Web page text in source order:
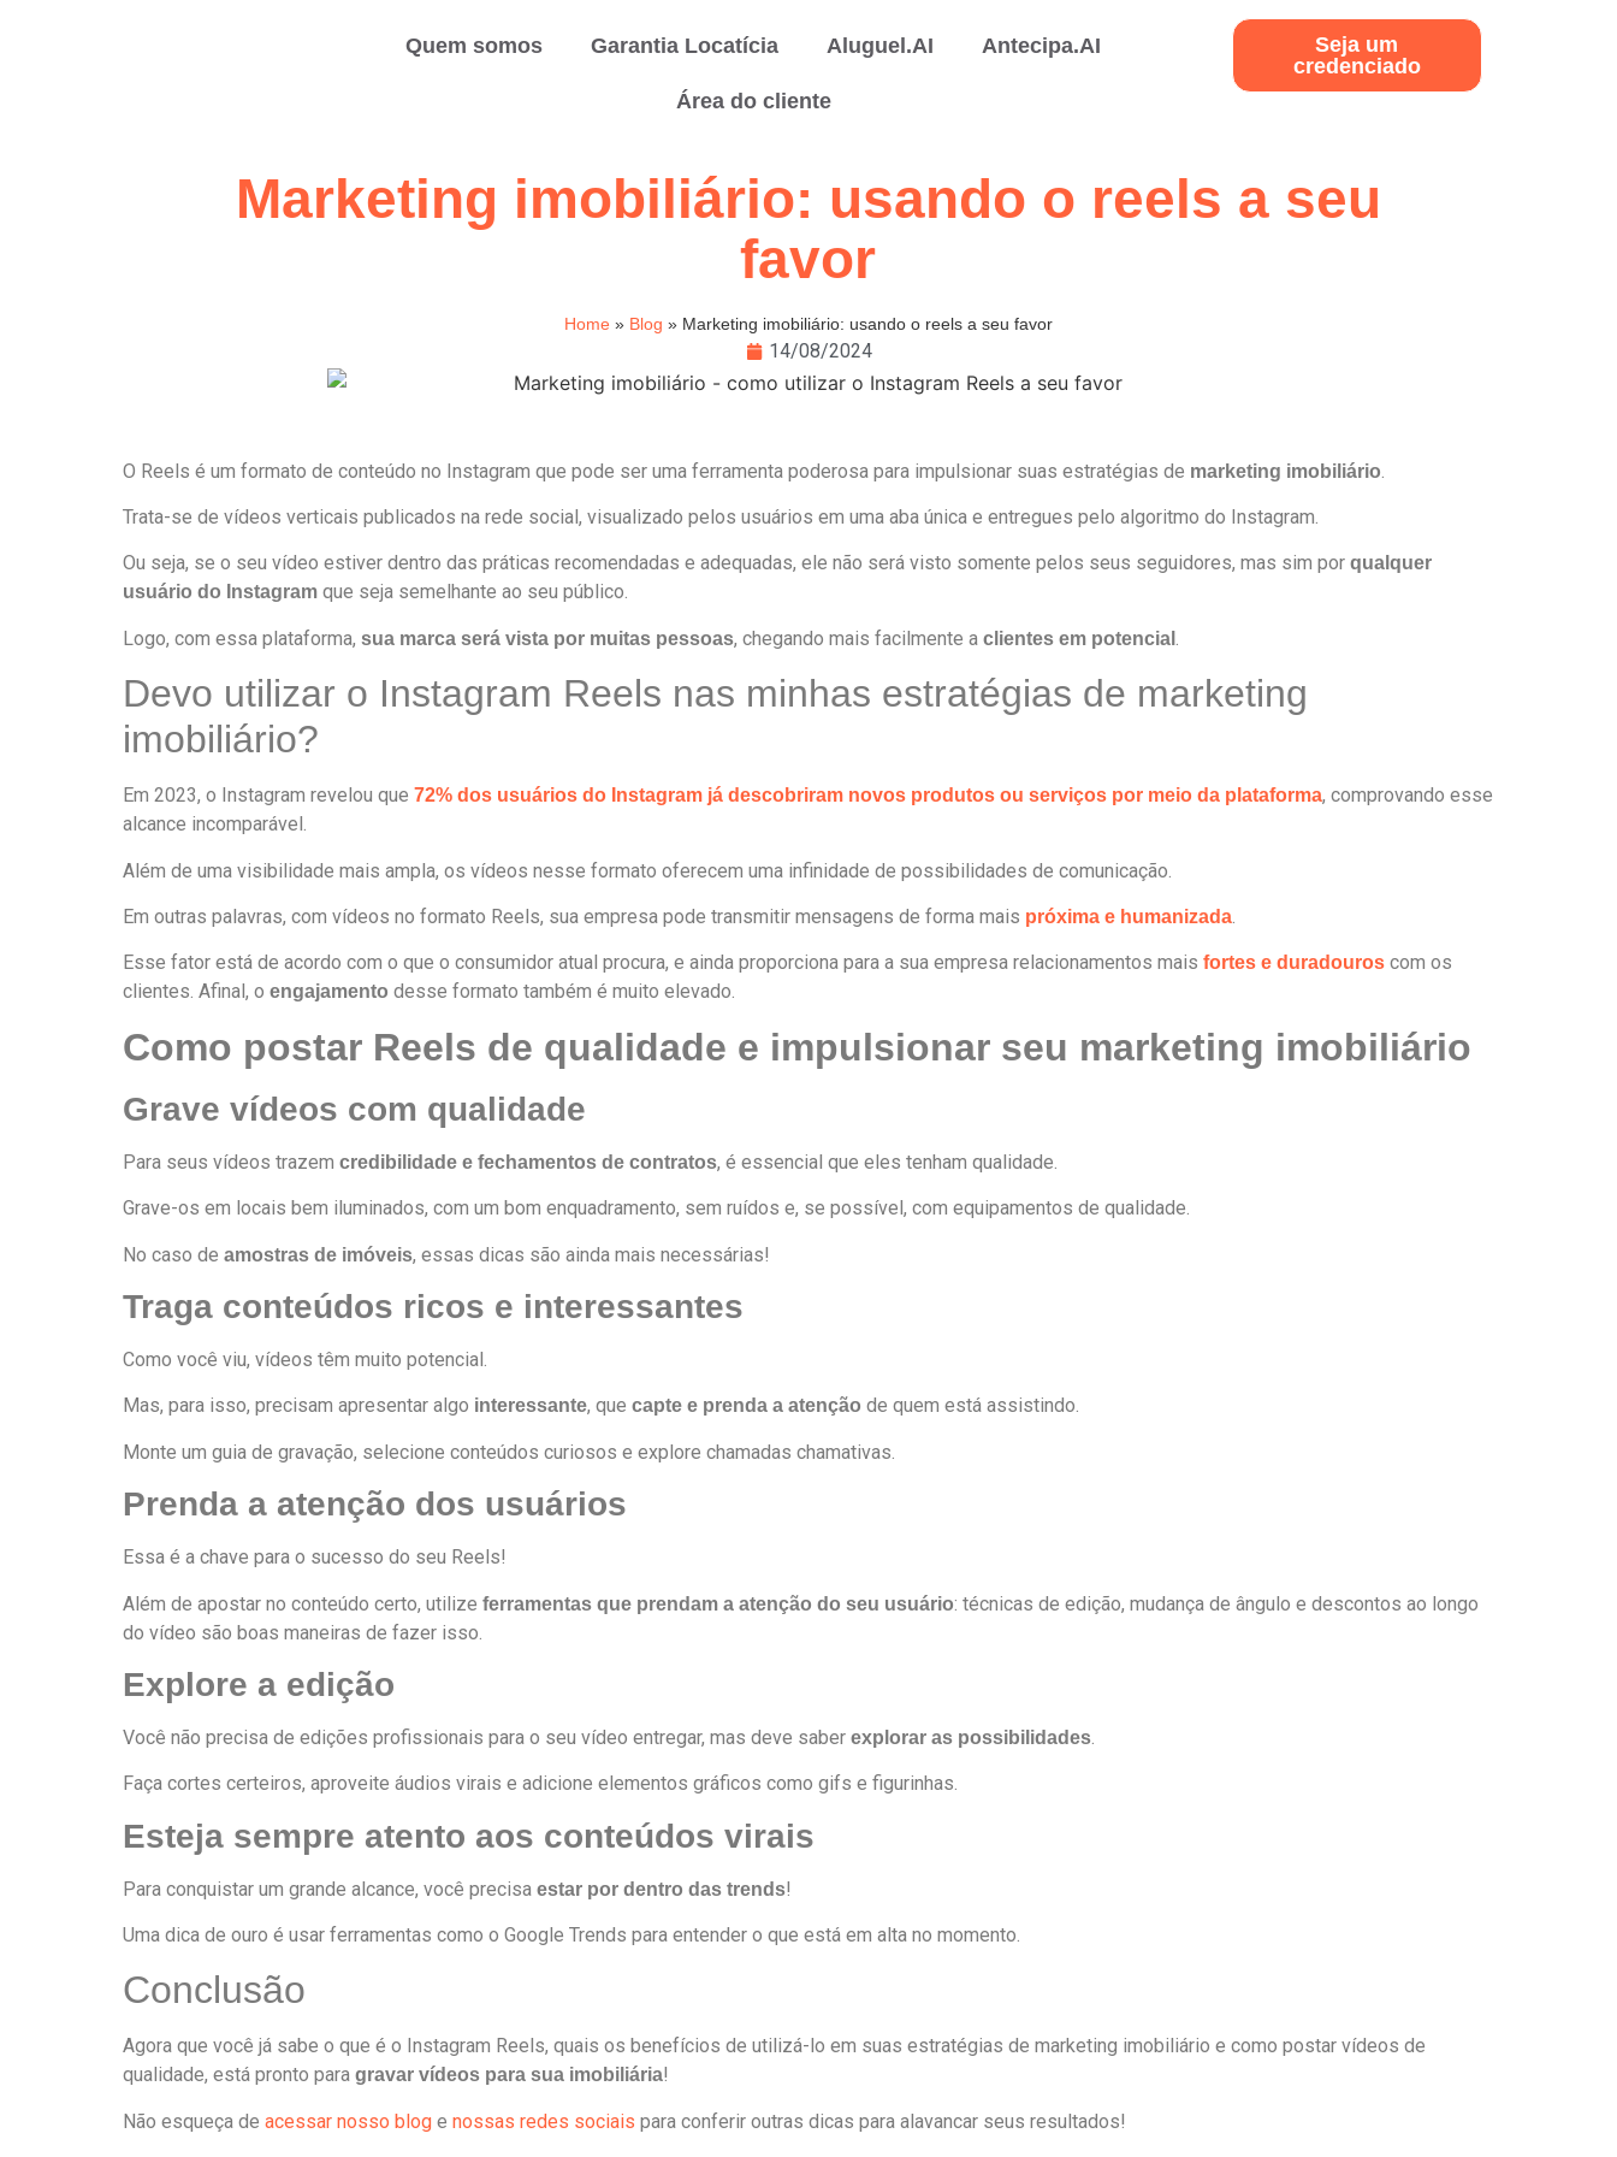
Quem somos Garantia Locatícia Aluguel.AI Antecipa.AI
Área do cliente
Seja um
credenciado
Marketing imobiliário: usando o reels a seu
favor
Home » Blog » Marketing imobiliário: usando o reels a seu favor
14/08/2024
O Reels é um formato de conteúdo no Instagram que pode ser uma ferramenta poderosa para impulsionar suas estratégias de marketing imobiliário
Trata-se de vídeos verticais publicados na rede social, visualizado pelos usuários em uma aba única e entregues pelo algoritmo do Instagram.
Ou seja, se o seu vídeo estiver dentro das práticas recomendadas e adequadas, ele não será visto somente pelos seus seguidores, mas sim por qualquer
usuário do Instagram que seja semelhante ao seu público.
Logo, com essa plataforma, sua marca será vista por muitas pessoas, chegando mais facilmente a clientes em potencial .
Devo utilizar o Instagram Reels nas minhas estratégias de marketing
imobiliário?
Em 2023, o Instagram revelou que 72% dos usuários do Instagram já descobriram novos produtos ou serviços por meio da plataforma, comprovando esse
alcance incomparável.
Além de uma visibilidade mais ampla, os vídeos nesse formato oferecem uma infinidade de possibilidades de comunicação.
Em outras palavras, com vídeos no formato Reels, sua empresa pode transmitir mensagens de forma mais próxima e humanizada.
Esse fator está de acordo com o que o consumidor atual procura, e ainda proporciona para a sua empresa relacionamentos mais fortes e duradouros com os
clientes. Afinal, o engajamento desse formato também é muito elevado.
Como postar Reels de qualidade e impulsionar seu marketing imobiliário
Grave vídeos com qualidade
Para seus vídeos trazem credibilidade e fechamentos de contratos, é essencial que eles tenham qualidade.
Grave-os em locais bem iluminados, com um bom enquadramento, sem ruídos e, se possível, com equipamentos de qualidade.
No caso de amostras de imóveis, essas dicas são ainda mais necessárias!
Traga conteúdos ricos e interessantes
Como você viu, vídeos têm muito potencial.
Mas, para isso, precisam apresentar algo interessante, que capte e prenda a atenção de quem está assistindo.
Monte um guia de gravação, selecione conteúdos curiosos e explore chamadas chamativas.
Prenda a atenção dos usuários
Essa é a chave para o sucesso do seu Reels!
Além de apostar no conteúdo certo, utilize ferramentas que prendam a atenção do seu usuário: técnicas de edição, mudança de ângulo e descontos ao longo
do vídeo são boas maneiras de fazer isso.
Explore a edição
Você não precisa de edições profissionais para o seu vídeo entregar, mas deve saber explorar as possibilidades.
Faça cortes certeiros, aproveite áudios virais e adicione elementos gráficos como gifs e figurinhas.
Esteja sempre atento aos conteúdos virais
Para conquistar um grande alcance, você precisa estar por dentro das trends!
Uma dica de ouro é usar ferramentas como o Google Trends para entender o que está em alta no momento.
Conclusão
Agora que você já sabe o que é o Instagram Reels, quais os benefícios de utilizá-lo em suas estratégias de marketing imobiliário e como postar vídeos de
qualidade, está pronto para gravar vídeos para sua imobiliária!
Não esqueça de acessar nosso blog e nossas redes sociais para conferir outras dicas para alavancar seus resultados!